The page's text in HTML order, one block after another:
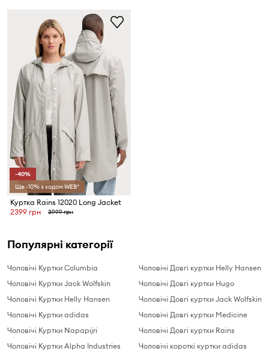
-40%
Ще -10% з кодом WEB*
Куртка Rains 12020 Long Jacket
2399 грн
3999 грн
Популярні категорії
Чоловічі Куртки Columbia
Чоловічі Куртки Jack Wolfskin
Чоловічі Куртки Helly Hansen
Чоловічі Куртки adidas
Чоловічі Куртки Napapijri
Чоловічі Куртки Alpha Industries
Чоловічі Довгі куртки Helly Hansen
Чоловічі Довгі куртки Hugo
Чоловічі Довгі куртки Jack Wolfskin
Чоловічі Довгі куртки Medicine
Чоловічі Довгі куртки Rains
Чоловічі короткі куртки adidas